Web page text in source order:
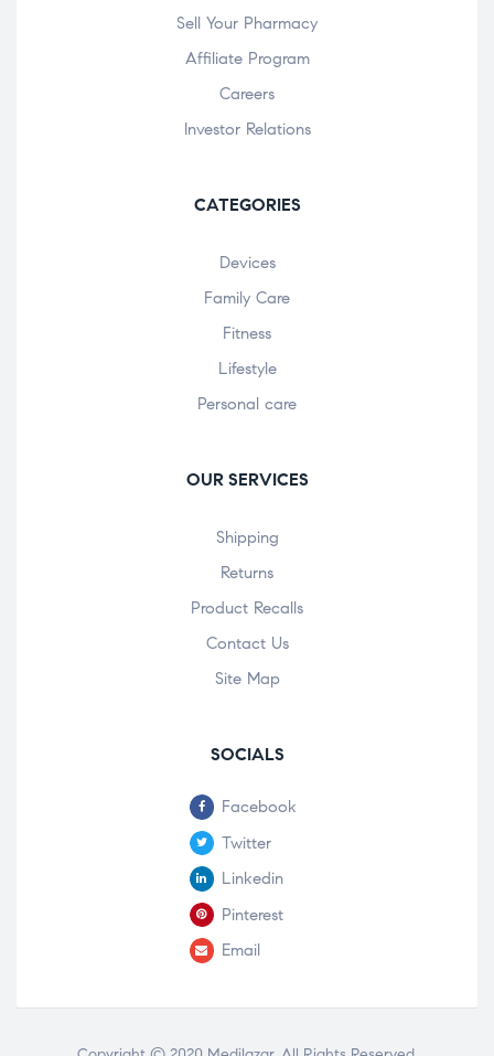
Sell Your Pharmacy
Affiliate Program
Careers
Investor Relations
CATEGORIES
Devices
Family Care
Fitness
Lifestyle
Personal care
OUR SERVICES
Shipping
Returns
Product Recalls
Contact Us
Site Map
SOCIALS
Facebook
Twitter
Linkedin
Pinterest
Email